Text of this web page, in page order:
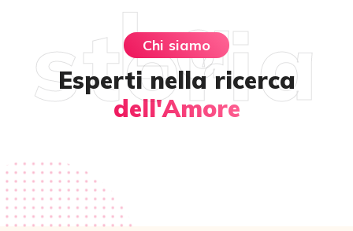
Chi siamo
Esperti nella ricerca
dell'Amore
La
storia